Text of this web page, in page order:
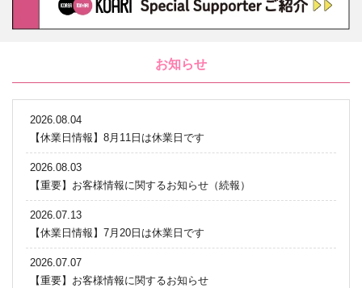
お知らせ
2026.08.04
【休業日情報】8月11日は休業日です
2026.08.03
【重要】お客様情報に関するお知らせ（続報）
2026.07.13
【休業日情報】7月20日は休業日です
2026.07.07
【重要】お客様情報に関するお知らせ